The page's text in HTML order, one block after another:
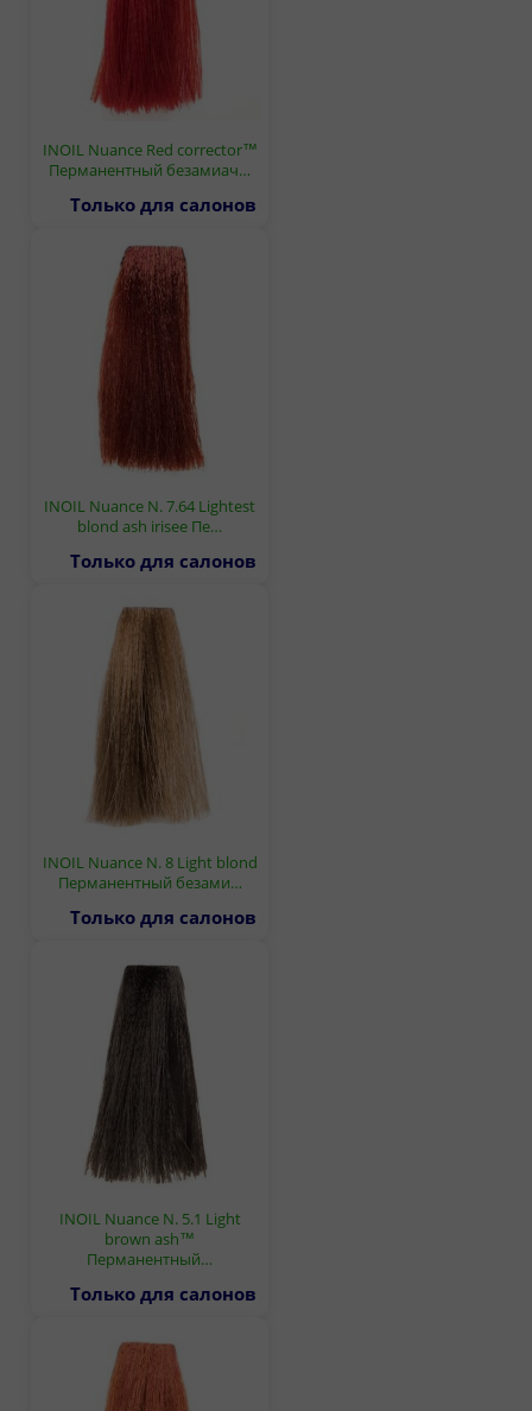
INOIL Nuance Red corrector™
Перманентный безамиач…
Только для салонов
INOIL Nuance N. 7.64 Lightest
blond ash irisee Пе…
Только для салонов
INOIL Nuance N. 8 Light blond
Перманентный безами…
Только для салонов
INOIL Nuance N. 5.1 Light
brown ash™
Перманентный…
Только для салонов